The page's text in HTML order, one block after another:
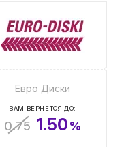
Евро Диски
ВАМ ВЕРНЕТСЯ ДО:
0.75 1.50%